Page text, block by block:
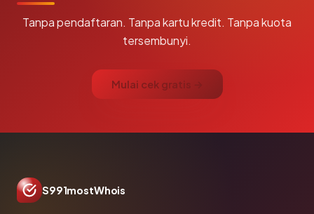
Tanpa pendaftaran. Tanpa kartu kredit. Tanpa kuota
tersembunyi.
Mulai cek gratis →
S991mostWhois